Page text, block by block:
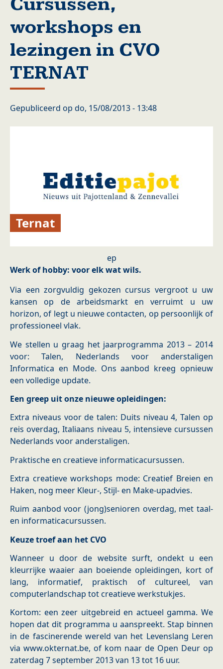
workshops en
lezingen in CVO
TERNAT
Gepubliceerd op do, 15/08/2013 - 13:48
Ternat
ep
Werk of hobby: voor elk wat wils.
Via een zorgvuldig gekozen cursus vergroot u uw
kansen op de arbeidsmarkt en verruimt u uw
horizon, of legt u nieuwe contacten, op persoonlijk of
professioneel vlak.
We stellen u graag het jaarprogramma 2013 – 2014
voor: Talen, Nederlands voor anderstaligen
Informatica en Mode. Ons aanbod kreeg opnieuw
een volledige update.
Een greep uit onze nieuwe opleidingen:
Extra niveaus voor de talen: Duits niveau 4, Talen op
reis overdag, Italiaans niveau 5, intensieve cursussen
Nederlands voor anderstaligen.
Praktische en creatieve informaticacursussen.
Extra creatieve workshops mode: Creatief Breien en
Haken, nog meer Kleur-, Stijl- en Make-upadvies.
Ruim aanbod voor (jong)senioren overdag, met taal-
en informaticacursussen.
Keuze troef aan het CVO
Wanneer u door de website surft, ondekt u een
kleurrijke waaier aan boeiende opleidingen, kort of
lang, informatief, praktisch of cultureel, van
computerlandschap tot creatieve werkstukjes.
Kortom: een zeer uitgebreid en actueel gamma. We
hopen dat dit programma u aanspreekt. Stap binnen
in de fascinerende wereld van het Levenslang Leren
via www.okternat.be, of kom naar de Open Deur op
zaterdag 7 september 2013 van 13 tot 16 uur.